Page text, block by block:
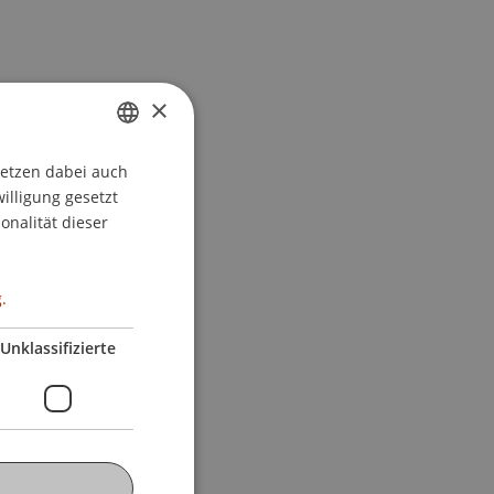
GERMAN
ENGLISH
×
dabei auch
gesetzt
dieser
Unklassifizierte